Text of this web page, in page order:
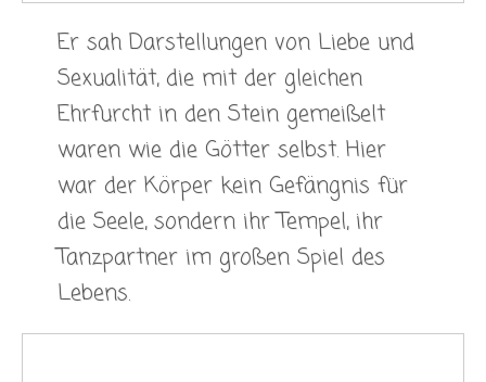
Er sah Darstellungen von Liebe und
Sexualität, die mit der gleichen
Ehrfurcht in den Stein gemeißelt
waren wie die Götter selbst. Hier
war der Körper kein Gefängnis für
die Seele, sondern ihr Tempel, ihr
Tanzpartner im großen Spiel des
Lebens.